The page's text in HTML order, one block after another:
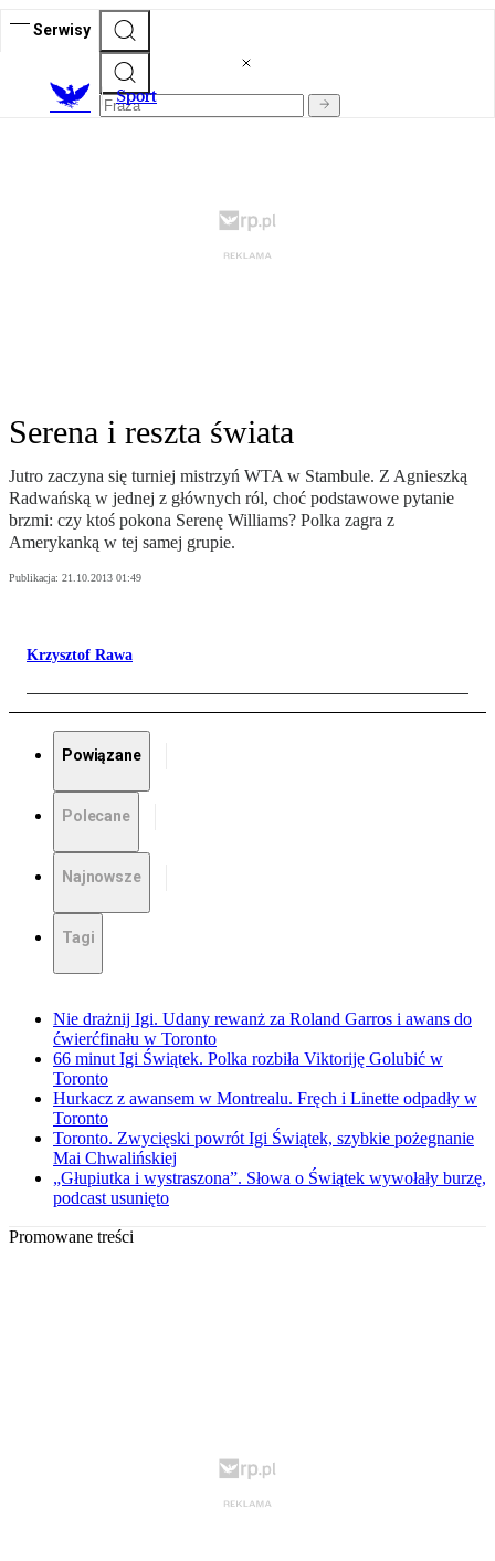
Serwisy
Sport
Serena i reszta świata
Jutro zaczyna się turniej mistrzyń WTA w Stambule. Z Agnieszką
Radwańską w jednej z głównych ról, choć podstawowe pytanie
brzmi: czy ktoś pokona Serenę Williams? Polka zagra z
Amerykanką w tej samej grupie.
Publikacja: 21.10.2013 01:49
Krzysztof Rawa
Powiązane
Polecane
Najnowsze
Tagi
Nie drażnij Igi. Udany rewanż za Roland Garros i awans do
ćwierćfinału w Toronto
66 minut Igi Świątek. Polka rozbiła Viktoriję Golubić w
Toronto
Hurkacz z awansem w Montrealu. Fręch i Linette odpadły w
Toronto
Toronto. Zwycięski powrót Igi Świątek, szybkie pożegnanie
Mai Chwalińskiej
„Głupiutka i wystraszona”. Słowa o Świątek wywołały burzę,
podcast usunięto
Promowane treści